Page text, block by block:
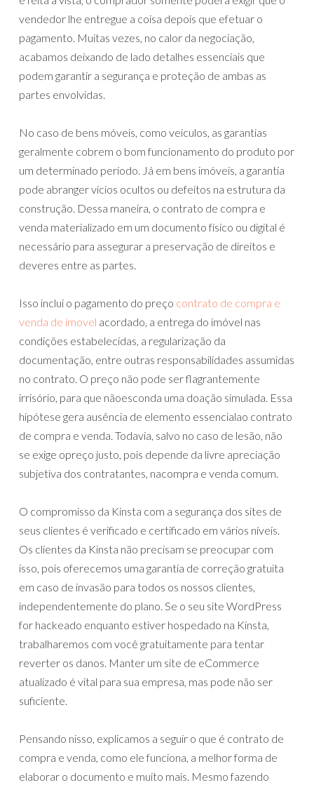
vendedor lhe entregue a coisa depois que efetuar o
pagamento. Muitas vezes, no calor da negociação,
acabamos deixando de lado detalhes essenciais que
podem garantir a segurança e proteção de ambas as
partes envolvidas.
No caso de bens móveis, como veículos, as garantias
geralmente cobrem o bom funcionamento do produto por
um determinado período. Já em bens imóveis, a garantia
pode abranger vícios ocultos ou defeitos na estrutura da
construção. Dessa maneira, o contrato de compra e
venda materializado em um documento físico ou digital é
necessário para assegurar a preservação de direitos e
deveres entre as partes.
Isso inclui o pagamento do preço contrato de compra e
venda de imovel acordado, a entrega do imóvel nas
condições estabelecidas, a regularização da
documentação, entre outras responsabilidades assumidas
no contrato. O preço não pode ser flagrantemente
irrisório, para que nãoesconda uma doação simulada. Essa
hipótese gera ausência de elemento essencialao contrato
de compra e venda. Todavia, salvo no caso de lesão, não
se exige opreço justo, pois depende da livre apreciação
subjetiva dos contratantes, nacompra e venda comum.
O compromisso da Kinsta com a segurança dos sites de
seus clientes é verificado e certificado em vários níveis.
Os clientes da Kinsta não precisam se preocupar com
isso, pois oferecemos uma garantia de correção gratuita
em caso de invasão para todos os nossos clientes,
independentemente do plano. Se o seu site WordPress
for hackeado enquanto estiver hospedado na Kinsta,
trabalharemos com você gratuitamente para tentar
reverter os danos. Manter um site de eCommerce
atualizado é vital para sua empresa, mas pode não ser
suficiente.
Pensando nisso, explicamos a seguir o que é contrato de
compra e venda, como ele funciona, a melhor forma de
elaborar o documento e muito mais. Mesmo fazendo